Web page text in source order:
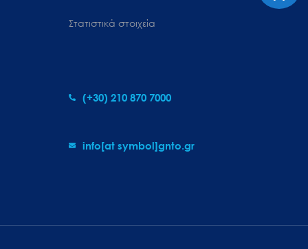
Στατιστικά στοιχεία
(+30) 210 870 7000
info[at symbol]gnto.gr